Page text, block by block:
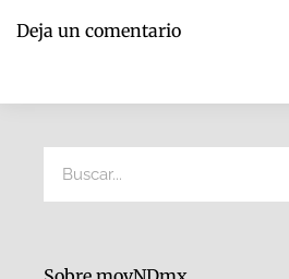
Deja un comentario